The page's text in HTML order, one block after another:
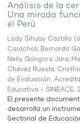
Análisis de la
Una mirada
el Perú
Lady Sihuay Castillo
Caracholi; Bernardo
Nelly Góngora Jara;
Chávez Ruesta;
de Evaluación,
Educativa - SINEACE,
El presente
desarrolla un
Sectorial de